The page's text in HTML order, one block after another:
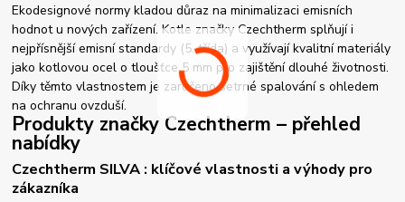
Ekodesignové normy kladou důraz na minimalizaci emisních
hodnot u nových zařízení. Kotle značky Czechtherm splňují i
nejpřísnější emisní standardy (5. třída) a využívají kvalitní materiály
jako kotlovou ocel o tloušťce 5 mm pro zajištění dlouhé životnosti.
Díky těmto vlastnostem je zaručeno šetrné spalování s ohledem
na ochranu ovzduší.
Produkty značky Czechtherm – přehled
nabídky
Czechtherm SILVA : klíčové vlastnosti a výhody pro
zákazníka